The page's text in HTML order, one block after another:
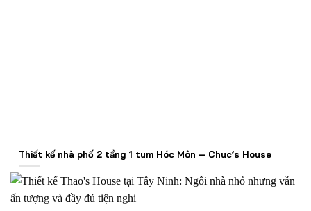
Thiết kế nhà phố 2 tầng 1 tum Hóc Môn – Chuc’s House